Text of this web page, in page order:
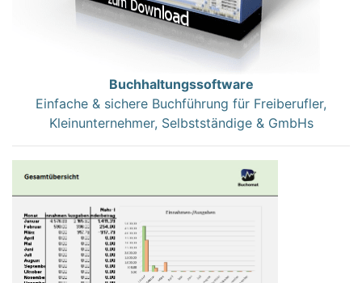
Buchhaltungssoftware
Einfache & sichere Buchführung für Freiberufler,
Kleinunternehmer, Selbstständige & GmbHs